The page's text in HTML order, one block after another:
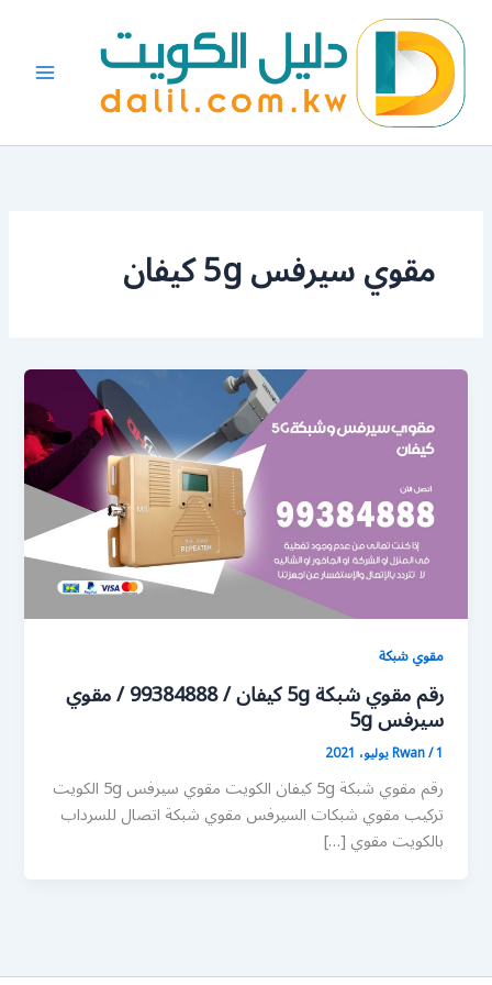
المحتوى
مقوي سيرفس 5g كيفان
مقوي شبكة
رقم مقوي شبكة 5g كيفان / 99384888 / مقوي
سيرفس 5g
Rwan/1 يوليو، 2021
رقم مقوي شبكة 5g كيفان الكويت مقوي سيرفس 5g الكويت
تركيب مقوي شبكات السيرفس مقوي شبكة اتصال للسرداب
بالكويت مقوي […]